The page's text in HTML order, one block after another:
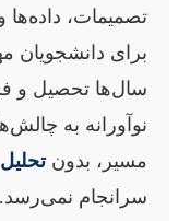
تصمیمات، داده‌ها
برای دانشجویان
سال‌ها تحصیل و
نوآورانه به
مسیر، بدون
سرانجام نمی‌رسد.